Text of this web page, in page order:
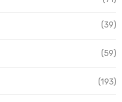
(39)
(59)
(193)